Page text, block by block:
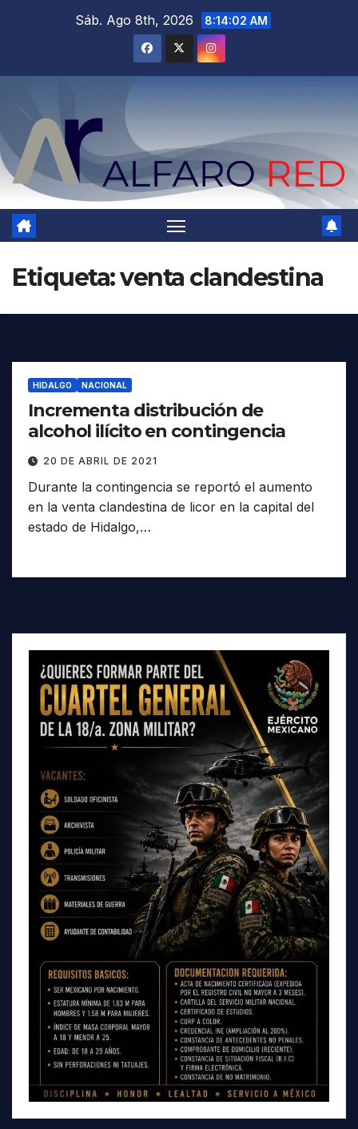
Sáb. Ago 8th, 2026 8:14:03 AM
Etiqueta:venta clandestina
HIDALGO NACIONAL
Incrementa distribución de
alcohol ilícito en contingencia
20 DE ABRIL DE 2021
Durante la contingencia se reportó el aumento
en la venta clandestina de licor en la capital del
estado de Hidalgo,…